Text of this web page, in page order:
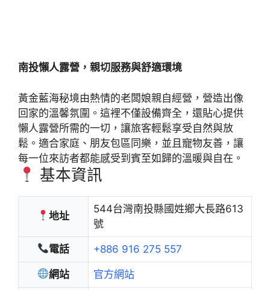
南投懶人露營，親切服務與舒適環境
黃金藍海秘境由熱情的老闆娘親自經營，營造出像
回家的溫馨氛圍。這裡不僅設備齊全，還貼心提供
懶人露營所需的一切，讓旅客輕鬆享受自然與放
鬆。適合家庭、朋友包區同樂，並且寵物友善，讓
每一位來訪者都能感受到賓至如歸的溫暖與自在。
基本資訊
地址
544台灣南投縣國姓鄉大長路613
號
電話 +886 916 275 557
網站 官方網站